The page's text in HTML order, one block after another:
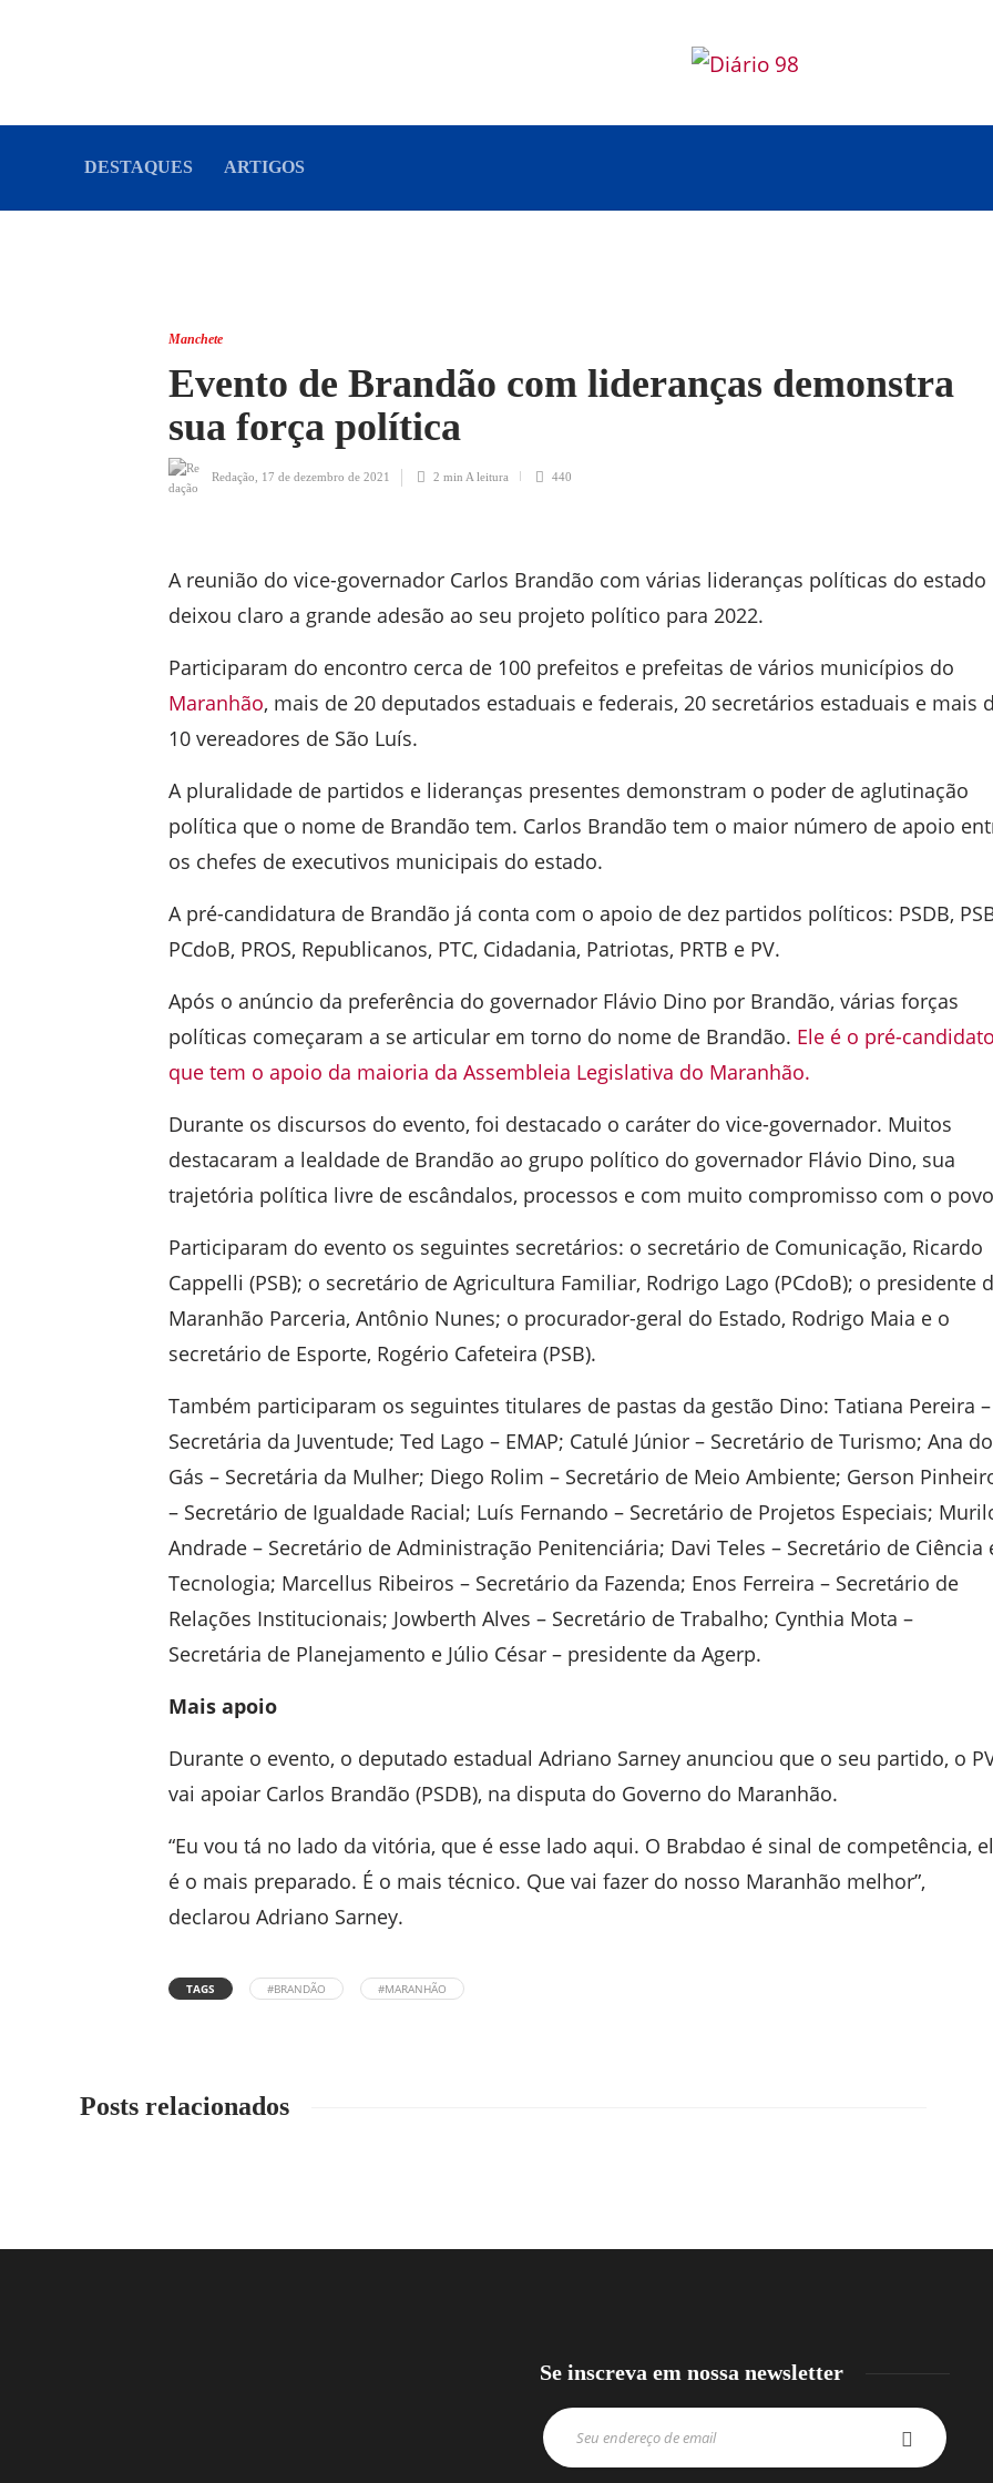
DESTAQUES ARTIGOS
Manchete
Evento de Brandão com lideranças demonstra
sua força política
Redação 17 de dezembro de 2021 2 min A leitura 440
A reunião do vice-governador Carlos Brandão com várias lideranças políticas do estado
deixou claro a grande adesão ao seu projeto político para 2022.
Participaram do encontro cerca de 100 prefeitos e prefeitas de vários municípios do
Maranhão, mais de 20 deputados estaduais e federais, 20 secretários estaduais e mais
10 vereadores de São Luís.
A pluralidade de partidos e lideranças presentes demonstram o poder de aglutinação
política que o nome de Brandão tem. Carlos Brandão tem o maior número de apoio
os chefes de executivos municipais do estado.
A pré-candidatura de Brandão já conta com o apoio de dez partidos políticos: PSDB,
PCdoB, PROS, Republicanos, PTC, Cidadania, Patriotas, PRTB e PV.
Após o anúncio da preferência do governador Flávio Dino por Brandão, várias forças
políticas começaram a se articular em torno do nome de Brandão. Ele é o pré-candidato
que tem o apoio da maioria da Assembleia Legislativa do Maranhão.
Durante os discursos do evento, foi destacado o caráter do vice-governador. Muitos
destacaram a lealdade de Brandão ao grupo político do governador Flávio Dino, sua
trajetória política livre de escândalos, processos e com muito compromisso com o
Participaram do evento os seguintes secretários: o secretário de Comunicação, Ricardo
Cappelli (PSB); o secretário de Agricultura Familiar, Rodrigo Lago (PCdoB); o presidente
Maranhão Parceria, Antônio Nunes; o procurador-geral do Estado, Rodrigo Maia e o
secretário de Esporte, Rogério Cafeteira (PSB).
Também participaram os seguintes titulares de pastas da gestão Dino: Tatiana Pereira –
Secretária da Juventude; Ted Lago – EMAP; Catulé Júnior – Secretário de Turismo; Ana do
Gás – Secretária da Mulher; Diego Rolim – Secretário de Meio Ambiente; Gerson
– Secretário de Igualdade Racial; Luís Fernando – Secretário de Projetos Especiais;
Andrade – Secretário de Administração Penitenciária; Davi Teles – Secretário de Ciência
Tecnologia; Marcellus Ribeiros – Secretário da Fazenda; Enos Ferreira – Secretário de
Relações Institucionais; Jowberth Alves – Secretário de Trabalho; Cynthia Mota –
Secretária de Planejamento e Júlio César – presidente da Agerp.
Mais apoio
Durante o evento, o deputado estadual Adriano Sarney anunciou que o seu partido, o
vai apoiar Carlos Brandão (PSDB), na disputa do Governo do Maranhão.
“Eu vou tá no lado da vitória, que é esse lado aqui. O Brabdao é sinal de competência,
é o mais preparado. É o mais técnico. Que vai fazer do nosso Maranhão melhor”,
declarou Adriano Sarney.
TAGS #BRANDÃO #MARANHÃO
Posts relacionados
Se inscreva em nossa newsletter